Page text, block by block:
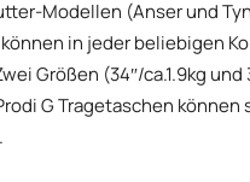
Modellen (Anser und
in jeder beliebigen
Größen (34″/ca.1.9kg und
G Tragetaschen können